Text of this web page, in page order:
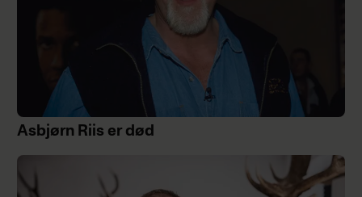
Asbjørn Riis er død